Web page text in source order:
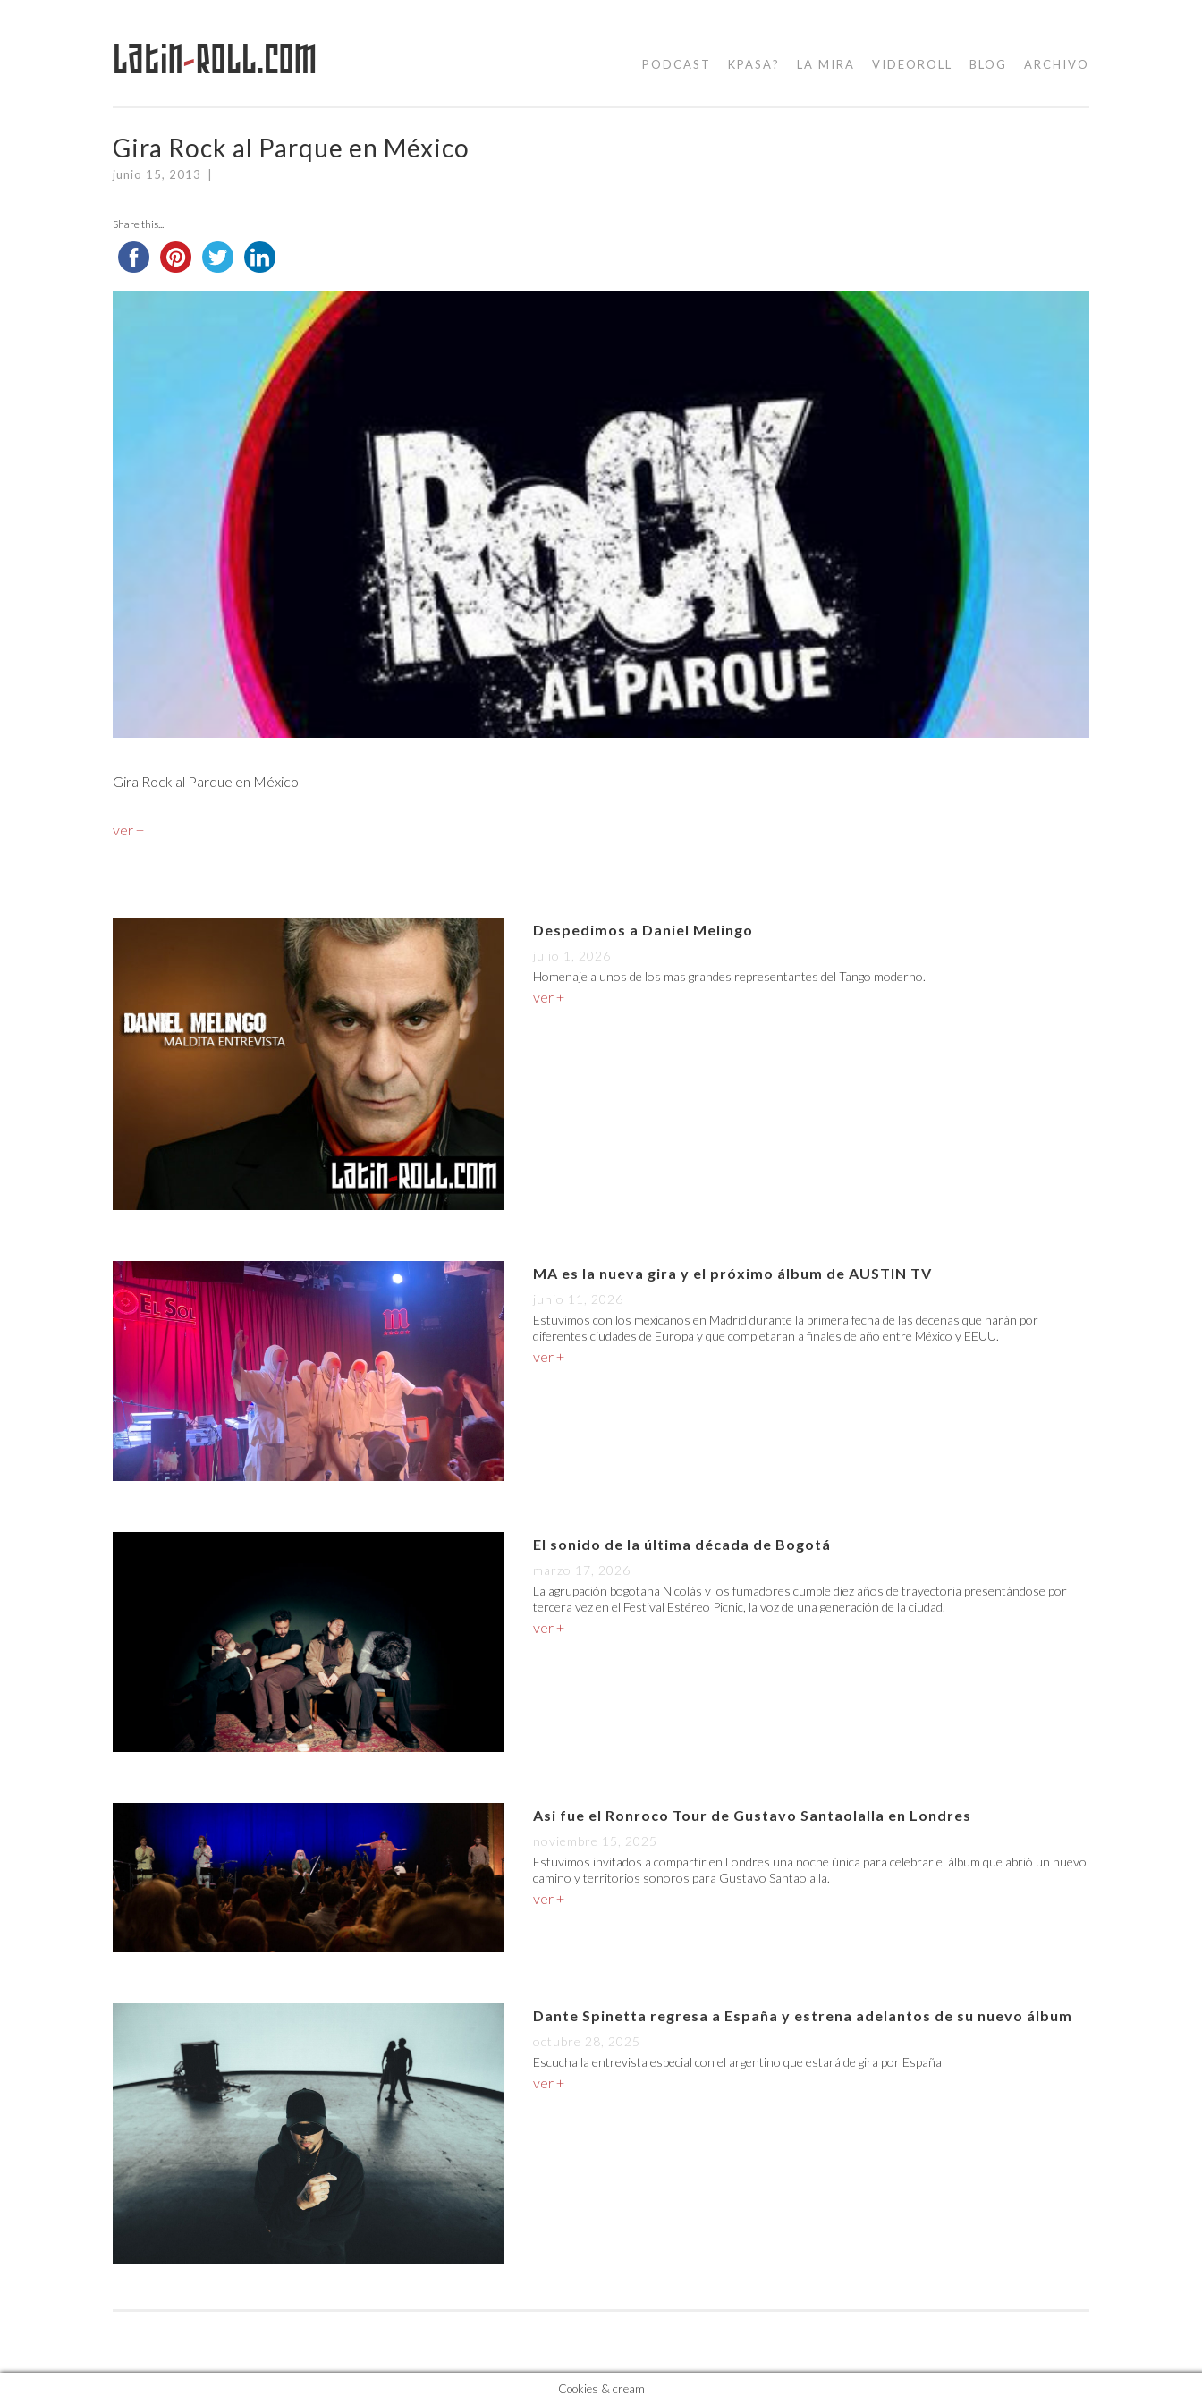
Saltar
Latin-Roll.com PODCAST KPASA? LA MIRA VIDEOROLL BLOG ARCHIVO
Gira Rock al Parque en México
junio 15, 2013
Share this...
Gira Rock al Parque en México
ver +
Despedimos a Daniel Melingo
julio 1, 2026
Homenaje a unos de los mas grandes representantes del Tango moderno.
ver +
MA es la nueva gira y el próximo álbum de AUSTIN TV
junio 11, 2026
Estuvimos con los mexicanos en Madrid durante la primera fecha de las decenas que harán por
diferentes ciudades de Europa y que completaran a finales de año entre México y EEUU.
ver +
El sonido de la última década de Bogotá
marzo 17, 2026
La agrupación bogotana Nicolás y los fumadores cumple diez años de trayectoria presentándose por
tercera vez en el Festival Estéreo Picnic, la voz de una generación de la ciudad.
ver +
Asi fue el Ronroco Tour de Gustavo Santaolalla en Londres
noviembre 15, 2025
Estuvimos invitados a compartir en Londres una noche única para celebrar el álbum que abrió un nuevo
camino y territorios sonoros para Gustavo Santaolalla.
ver +
Dante Spinetta regresa a España y estrena adelantos de su nuevo álbum
octubre 28, 2025
Escucha la entrevista especial con el argentino que estará de gira por España
ver +
Cookies & cream